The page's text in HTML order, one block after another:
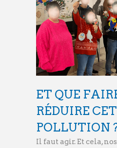
ET QUE
RÉDUIRE
POLLUTION
Il faut agir. Et cela,